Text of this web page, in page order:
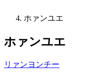
ホァンユエ
ホァンユエ
リァンヨンチー